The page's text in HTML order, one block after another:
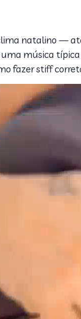
natalino —
música
fazer stiff